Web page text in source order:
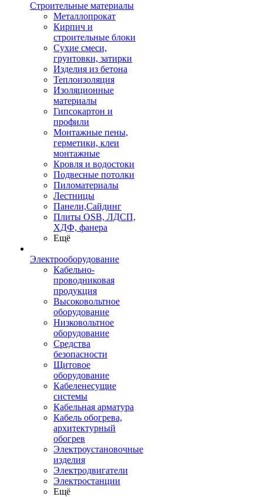
Строительные материалы
Металлопрокат
Кирпич и
строительные блоки
Сухие смеси,
грунтовки, затирки
Изделия из бетона
Теплоизоляция
Изоляционные
материалы
Гипсокартон и
профили
Монтажные пены,
герметики, клеи
монтажные
Кровля и водостоки
Подвесные потолки
Пиломатериалы
Лестницы
Панели,Сайдинг
Плиты OSB, ЛДСП,
ХДФ, фанера
Ещё
Электрооборудование
Кабельно-
проводниковая
продукция
Высоковольтное
оборудование
Низковольтное
оборудование
Средства
безопасности
Щитовое
оборудование
Кабеленесущие
системы
Кабельная арматура
Кабель обогрева,
архитектурный
обогрев
Электроустановочные
изделия
Электродвигатели
Электростанции
Ещё